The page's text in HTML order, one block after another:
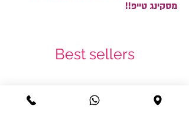
מסקינג טייפ!!
Best sellers